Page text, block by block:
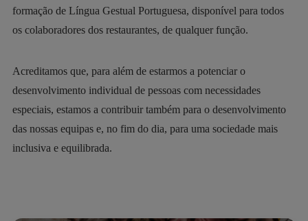
formação de Língua Gestual Portuguesa, disponível para todos
os colaboradores dos restaurantes, de qualquer função.
Acreditamos que, para além de estarmos a potenciar o
desenvolvimento individual de pessoas com necessidades
especiais, estamos a contribuir também para o desenvolvimento
das nossas equipas e, no fim do dia, para uma sociedade mais
inclusiva e equilibrada.